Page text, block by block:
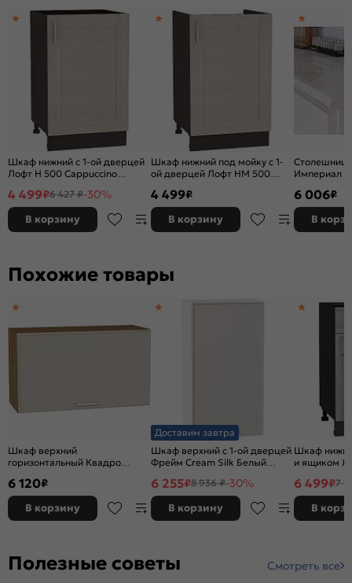
Шкаф нижний с 1-ой дверцей
Лофт Н 500 Cappuccino
4 499₽6 427 ₽-30%
В корзину
Шкаф нижний под мойку с 1-
ой дверцей Лофт НМ 500
4 499₽
В корзину
Империал
6 006₽
В
Похожие товары
Шкаф верхний
горизонтальный Квадро
460*800*321
6 120₽
В корзину
Доставим завтра
Шкаф верхний с 1-ой дверцей
Фрейм Cream Silk Белый
6 255₽8 936 ₽-30%
В корзину
Шкаф
и ящиком
6 499₽7
В
Полезные советы Смотреть все